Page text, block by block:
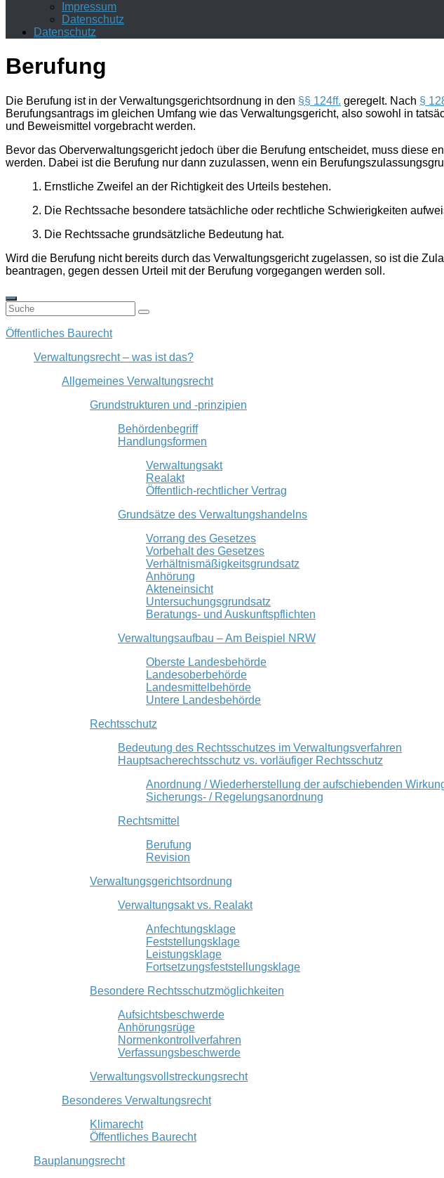
Impressum
Datenschutz
Datenschutz
Berufung
Die Berufung ist in der Verwaltungsgerichtsordnung in den §§ 124ff. geregelt. Nach §
Berufungsantrags im gleichen Umfang wie das Verwaltungsgericht, also sowohl in
und Beweismittel vorgebracht werden.
Bevor das Oberverwaltungsgericht jedoch über die Berufung entscheidet, muss diese
werden. Dabei ist die Berufung nur dann zuzulassen, wenn ein
1. Ernstliche Zweifel an der Richtigkeit des Urteils bestehen.
2. Die Rechtssache besondere tatsächliche oder rechtliche Schwierigkeiten
3. Die Rechtssache grundsätzliche Bedeutung hat.
Wird die Berufung nicht bereits durch das Verwaltungsgericht zugelassen, so ist die
beantragen, gegen dessen Urteil mit der Berufung vorgegangen werden soll.
Öffentliches Baurecht
Verwaltungsrecht – was ist das?
Allgemeines Verwaltungsrecht
Grundstrukturen und -prinzipien
Behördenbegriff
Handlungsformen
Verwaltungsakt
Realakt
Öffentlich-rechtlicher Vertrag
Grundsätze des Verwaltungshandelns
Vorrang des Gesetzes
Vorbehalt des Gesetzes
Verhältnismäßigkeitsgrundsatz
Anhörung
Akteneinsicht
Untersuchungsgrundsatz
Beratungs- und Auskunftspflichten
Verwaltungsaufbau – Am Beispiel NRW
Oberste Landesbehörde
Landesoberbehörde
Landesmittelbehörde
Untere Landesbehörde
Rechtsschutz
Bedeutung des Rechtsschutzes im Verwaltungsverfahren
Hauptsacherechtsschutz vs. vorläufiger Rechtsschutz
Anordnung / Wiederherstellung der aufschiebenden
Sicherungs- / Regelungsanordnung
Rechtsmittel
Berufung
Revision
Verwaltungsgerichtsordnung
Verwaltungsakt vs. Realakt
Anfechtungsklage
Feststellungsklage
Leistungsklage
Fortsetzungsfeststellungsklage
Besondere Rechtsschutzmöglichkeiten
Aufsichtsbeschwerde
Anhörungsrüge
Normenkontrollverfahren
Verfassungsbeschwerde
Verwaltungsvollstreckungsrecht
Besonderes Verwaltungsrecht
Klimarecht
Öffentliches Baurecht
Bauplanungsrecht